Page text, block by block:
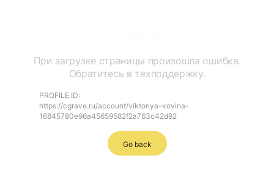
При загрузке страницы произошла ошибка.
Обратитесь в техподдержку.
PROFILE ID:
https://cgrave.ru/account/viktoriya-kovina-
16845780e96a45659582f2a763c42d92
Go back